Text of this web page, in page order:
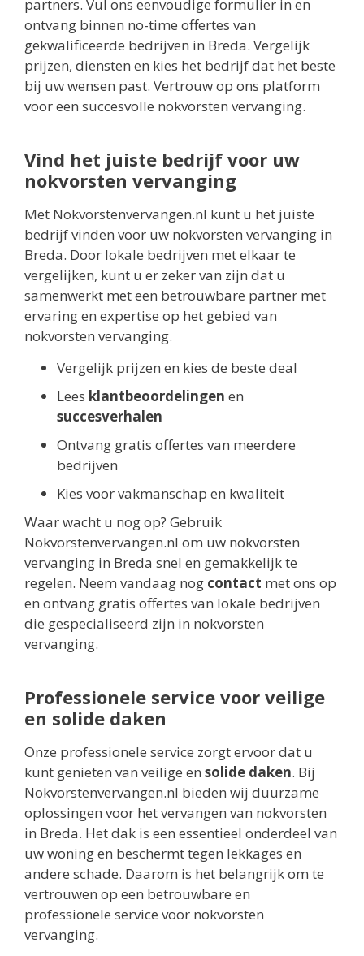
partners. Vul ons eenvoudige formulier in en
ontvang binnen no-time offertes van
gekwalificeerde bedrijven in Breda. Vergelijk
prijzen, diensten en kies het bedrijf dat het beste
bij uw wensen past. Vertrouw op ons platform
voor een succesvolle nokvorsten vervanging.
Vind het juiste bedrijf voor uw
nokvorsten vervanging
Met Nokvorstenvervangen.nl kunt u het juiste
bedrijf vinden voor uw nokvorsten vervanging in
Breda. Door lokale bedrijven met elkaar te
vergelijken, kunt u er zeker van zijn dat u
samenwerkt met een betrouwbare partner met
ervaring en expertise op het gebied van
nokvorsten vervanging.
Vergelijk prijzen en kies de beste deal
Lees klantbeoordelingen en
succesverhalen
Ontvang gratis offertes van meerdere
bedrijven
Kies voor vakmanschap en kwaliteit
Waar wacht u nog op? Gebruik
Nokvorstenvervangen.nl om uw nokvorsten
vervanging in Breda snel en gemakkelijk te
regelen. Neem vandaag nog contact met ons op
en ontvang gratis offertes van lokale bedrijven
die gespecialiseerd zijn in nokvorsten
vervanging.
Professionele service voor veilige
en solide daken
Onze professionele service zorgt ervoor dat u
kunt genieten van veilige en solide daken. Bij
Nokvorstenvervangen.nl bieden wij duurzame
oplossingen voor het vervangen van nokvorsten
in Breda. Het dak is een essentieel onderdeel van
uw woning en beschermt tegen lekkages en
andere schade. Daarom is het belangrijk om te
vertrouwen op een betrouwbare en
professionele service voor nokvorsten
vervanging.